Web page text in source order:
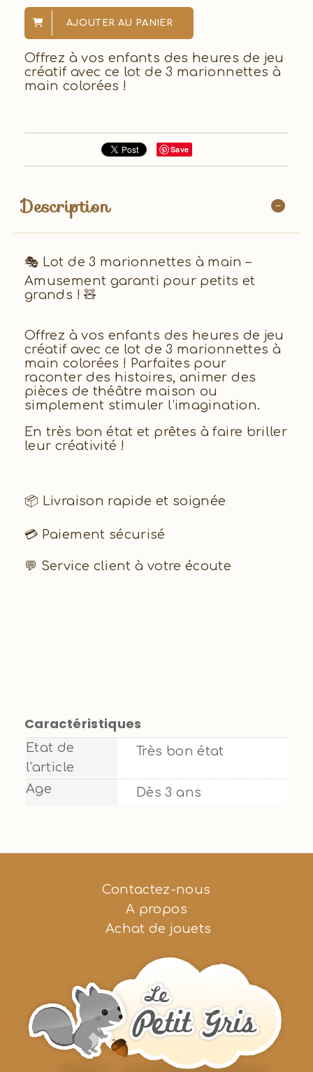
AJOUTER AU PANIER
Offrez à vos enfants des heures de jeu
créatif avec ce lot de 3 marionnettes à
main colorées !
Save
Description
🎭 Lot de 3 marionnettes à main –
Amusement garanti pour petits et
grands ! 🧸
Offrez à vos enfants des heures de jeu
créatif avec ce lot de 3 marionnettes à
main colorées ! Parfaites pour
raconter des histoires, animer des
pièces de théâtre maison ou
simplement stimuler l’imagination.
En très bon état et prêtes à faire briller
leur créativité !
📦 Livraison rapide et soignée
💳 Paiement sécurisé
💬 Service client à votre écoute
Caractéristiques
Etat de
l'article
Très bon état
Age Dès 3 ans
Contactez-nous
A propos
Achat de jouets